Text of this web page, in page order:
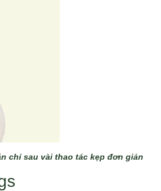
chỉ sau vài thao tác kẹp đơn giản